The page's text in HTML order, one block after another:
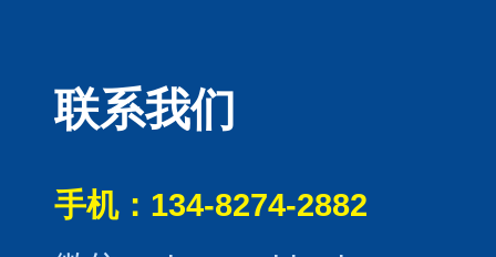
联系我们
手机：134-8274-2882